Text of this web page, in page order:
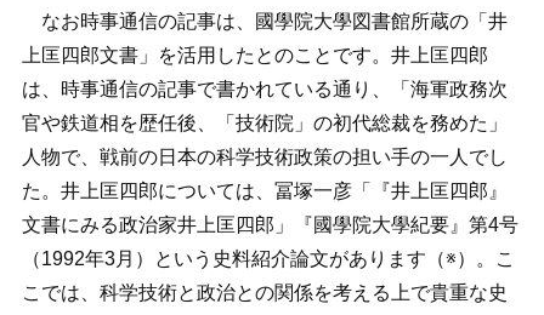
なお時事通信の記事は、國學院大學図書館所蔵の「井
上匡四郎文書」を活用したとのことです。井上匡四郎
は、時事通信の記事で書かれている通り、「海軍政務次
官や鉄道相を歴任後、「技術院」の初代総裁を務めた」
人物で、戦前の日本の科学技術政策の担い手の一人でし
た。井上匡四郎については、冨塚一彦「『井上匡四郎』
文書にみる政治家井上匡四郎」『國學院大學紀要』第4号
（1992年3月）という史料紹介論文があります（※）。こ
こでは、科学技術と政治との関係を考える上で貴重な史